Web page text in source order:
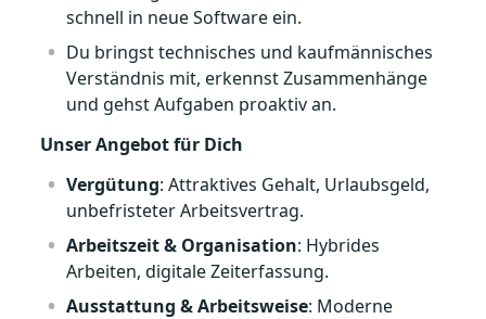
schnell in neue Software ein.
Du bringst technisches und kaufmännisches
Verständnis mit, erkennst Zusammenhänge
und gehst Aufgaben proaktiv an.
Unser Angebot für Dich
Vergütung: Attraktives Gehalt, Urlaubsgeld,
unbefristeter Arbeitsvertrag.
Arbeitszeit & Organisation: Hybrides
Arbeiten, digitale Zeiterfassung.
Ausstattung & Arbeitsweise: Moderne